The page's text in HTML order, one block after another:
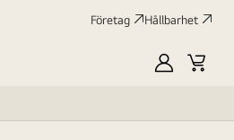
Företag Hållbarhet
MyLG